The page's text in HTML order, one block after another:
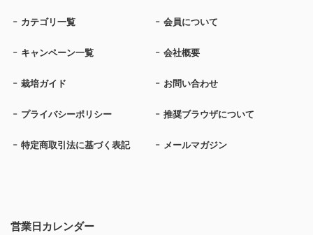
営業日カレンダー
カテゴリ一覧 会員について
キャンペーン一覧 会社概要
栽培ガイド お問い合わせ
プライバシーポリシー 推奨ブラウザについて
特定商取引法に基づく表記 メールマガジン